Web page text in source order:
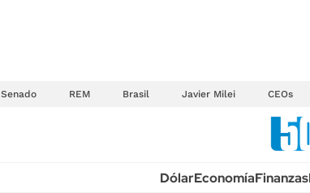
Senado REM Brasil Javier Milei CEOs
TECNOLOGÍA
DólarEconomíaFinanzas